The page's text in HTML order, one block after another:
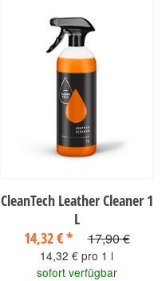
CleanTech Leather Cleaner 1
L
14,32 €* 17,90 €
14,32 € pro 1 l
sofort verfügbar